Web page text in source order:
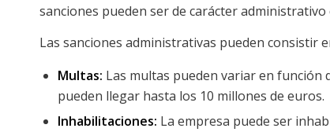
sanciones pueden ser de carácter administrativo
Las sanciones administrativas pueden consistir
Multas: Las multas pueden variar en función
pueden llegar hasta los 10 millones de euros.
Inhabilitaciones: La empresa puede ser